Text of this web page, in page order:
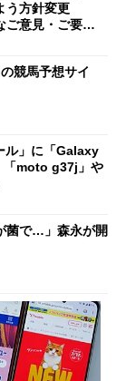
う方針変更
ご意見・ご要望
競馬予想サイ
ル」に「Galaxy
moto g37j」や
菌で…」森永が開